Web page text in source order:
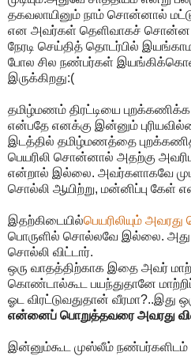
தகவலாயினும் நாம் சொன்னால்
என அவர்கள் தெளிவாகச் சொன்ன
நேரடி செய்தித் தொடர்பில்
போல சில நண்பர்கள்
இருக்கிறது:(
தமிழ்மணம் திரட்டியை
என்பதே எனக்கு இன்னும்
இடத்தில் தமிழ்மணத்தை
பெயரிலி சொன்னால் அதற்கு
என்றால் இல்லை. அவர்களாகவே
சொல்லி ஆயிற்று, மன்னிப்பு கேள்
இதற்கிடையில்பெயரிலியும்
பொருளில் சொல்லவே இல்லை. அது
சொல்லி விட்டார்.
ஒரு வாதத்திற்காக இதை அவர்
கொண்டால்கூட பயந்துதானே
ஓட விரட்டுவதுதான் வீரமா?..இது
என்னைப் பொறுத்தவரை அவரது
இன்னும்கூட முஸ்லீம்